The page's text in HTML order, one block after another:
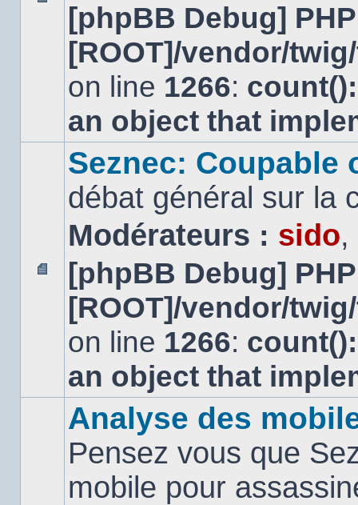
Aucun
message
non
[phpBB Debug]
[ROOT]/vendor/
on line 1266:
an object that
Aucun
message
non
Seznec: Coupable
débat général sur la
Modérateurs : sido,
[phpBB Debug]
[ROOT]/vendor/
on line 1266:
an object that
Analyse des
Pensez vous que
mobile pour